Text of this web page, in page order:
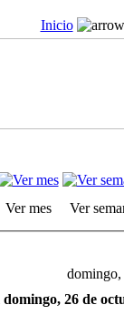
Inicio
Ver mes Ver
domingo,
domingo, 26 de